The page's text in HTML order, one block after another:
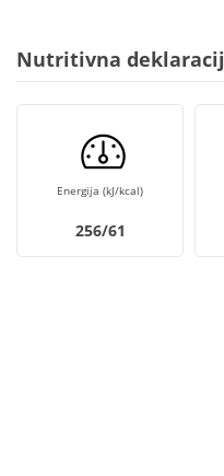
Nutritivna
Energija (kJ/kcal)
256/61